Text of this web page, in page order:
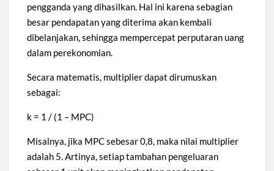
pengganda yang dihasilkan. Hal ini karena sebagian
besar pendapatan yang diterima akan kembali
dibelanjakan, sehingga mempercepat perputaran uang
dalam perekonomian.
Secara matematis, multiplier dapat dirumuskan
sebagai:
k = 1 / (1 – MPC)
Misalnya, jika MPC sebesar 0,8, maka nilai multiplier
adalah 5. Artinya, setiap tambahan pengeluaran